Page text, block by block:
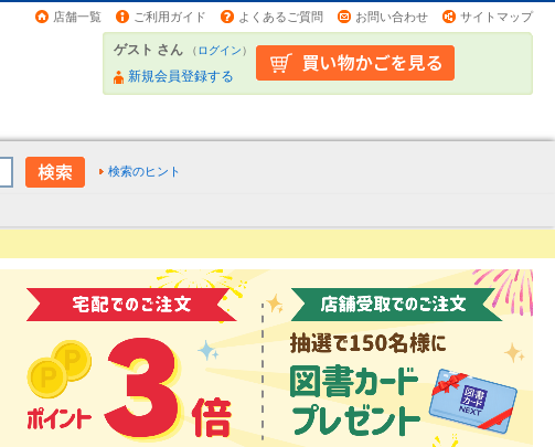
店舗一覧 ご利用ガイド よくあるご質問 お問い合わせ サイトマップ
ゲスト さん （ログイン）
新規会員登録する
検索のヒント